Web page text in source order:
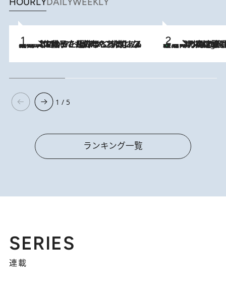
2026.8.5
【阿川佐和子さんの年とる力】なぜ70代で始めた趣味は“こんなに楽しい”のか？ ピアノ、俳句…スランプに陥っても続けられる“ある秘訣”とは 2 Hours Ago
「湘南乃風に憧れて」観客大盛上がりの“タオル回し”に、ラッパー顔負けの高速歌唱まで…さだまさし（74）のアグレッシブすぎる現在地
1 / 5
ランキング一覧
SERIES
連載